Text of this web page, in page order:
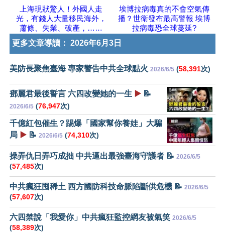
上海現狀驚人！外國人走
光，有錢人大量移民海外，
蕭條、失業、破產，……
埃博拉病毒真的不會空氣傳
播？世衛發布最高警報 埃博
拉病毒恐全球蔓延?
更多文章導讀： 2026年6月3日
美防長聚焦臺海 專家警告中共全球點火 2026/6/5 (58,391次)
鄧麗君最後誓言 六四改變她的一生 ▶️ 📝
2026/6/5 (76,947次)
千億紅包催生？踢爆「國家幫你養娃」大騙
局 ▶️ 📝 2026/6/5 (74,310次)
操弄仇日弄巧成拙 中共逼出最強臺海守護者 📝 2026/6/5
(57,485次)
中共瘋狂囤稀土 西方國防科技命脈陷斷供危機 📝 2026/6/5
(57,607次)
六四禁說「我愛你」中共瘋狂監控網友被氣笑 2026/6/5
(58,389次)